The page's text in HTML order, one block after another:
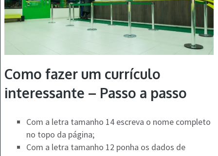
Como fazer um currículo
interessante – Passo a passo
Com a letra tamanho 14 escreva o nome completo
no topo da página;
Com a letra tamanho 12 ponha os dados de